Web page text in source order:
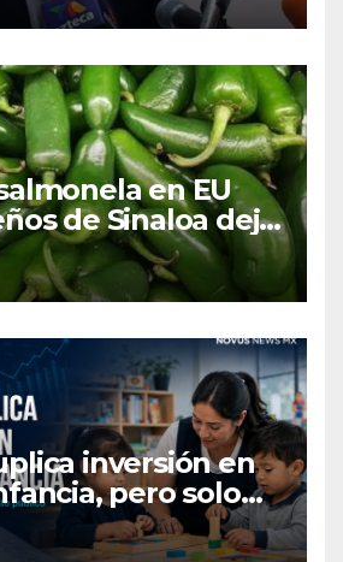
en EU
de Sinaloa deja
y 36
inversión en
pero solo
del gasto